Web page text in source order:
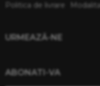
Politica de livrare
URMEAZĂ-NE
ABONATI-VA